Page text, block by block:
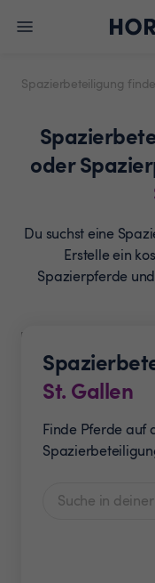
Spazierbeteiligung
oder
Du suchst eine
Erstelle ein
Spazierpferde
St. Gallen
Finde Pferde auf